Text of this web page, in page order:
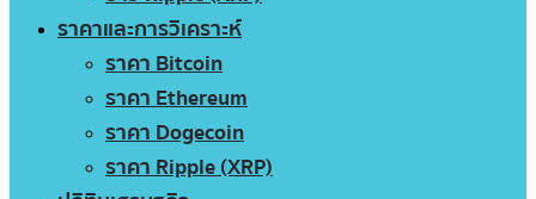
ราคาและการวิเคราะห์
ราคา Bitcoin
ราคา Ethereum
ราคา Dogecoin
ราคา Ripple (XRP)